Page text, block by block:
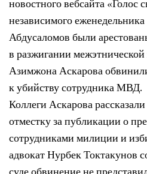
новостного вебсайта «Голос
независимого
Абдусаломов были
в разжигании
Азимжона Аскарова
к убийству сотрудника МВД.
Коллеги Аскарова
отместку за публикации о
сотрудниками милиции и
адвокат Нурбек